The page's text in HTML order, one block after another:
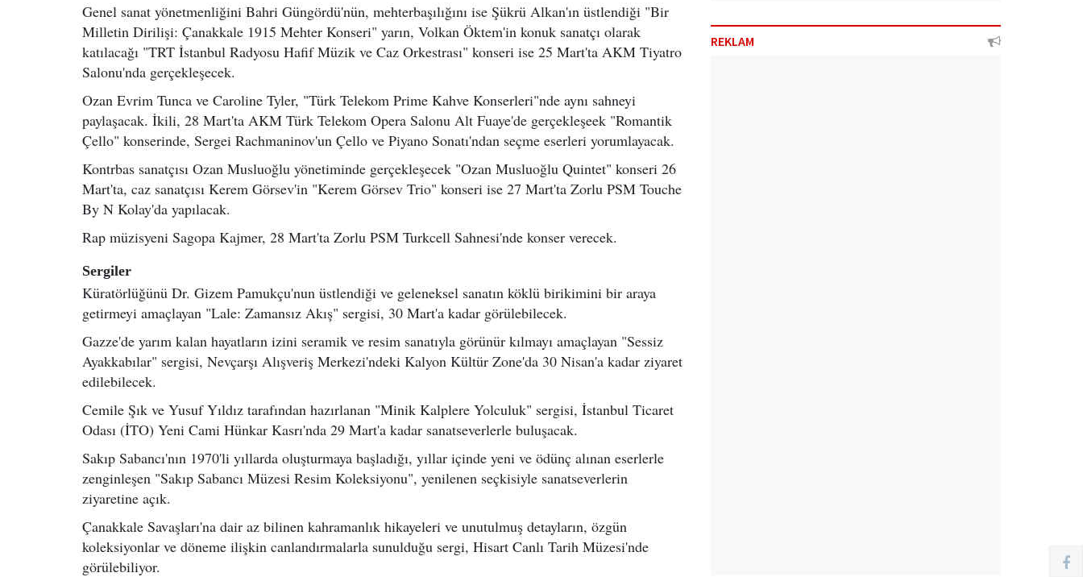
Genel sanat yönetmenliğini Bahri Güngördü'nün, mehterbaşılığını ise Şükrü Alkan'ın üstlendiği "Bir
Milletin Dirilişi: Çanakkale 1915 Mehter Konseri" yarın, Volkan Öktem'in konuk sanatçı olarak
katılacağı "TRT İstanbul Radyosu Hafif Müzik ve Caz Orkestrası" konseri ise 25 Mart'ta AKM Tiyatro
Salonu'nda gerçekleşecek.
Ozan Evrim Tunca ve Caroline Tyler, "Türk Telekom Prime Kahve Konserleri"nde aynı sahneyi
paylaşacak. İkili, 28 Mart'ta AKM Türk Telekom Opera Salonu Alt Fuaye'de gerçekleşeek "Romantik
Çello" konserinde, Sergei Rachmaninov'un Çello ve Piyano Sonatı'ndan seçme eserleri yorumlayacak.
Kontrbas sanatçısı Ozan Musluoğlu yönetiminde gerçekleşecek "Ozan Musluoğlu Quintet" konseri 26
Mart'ta, caz sanatçısı Kerem Görsev'in "Kerem Görsev Trio" konseri ise 27 Mart'ta Zorlu PSM Touche
By N Kolay'da yapılacak.
Rap müzisyeni Sagopa Kajmer, 28 Mart'ta Zorlu PSM Turkcell Sahnesi'nde konser verecek.
Sergiler
Küratörlüğünü Dr. Gizem Pamukçu'nun üstlendiği ve geleneksel sanatın köklü birikimini bir araya
getirmeyi amaçlayan "Lale: Zamansız Akış" sergisi, 30 Mart'a kadar görülebilecek.
Gazze'de yarım kalan hayatların izini seramik ve resim sanatıyla görünür kılmayı amaçlayan "Sessiz
Ayakkabılar" sergisi, Nevçarşı Alışveriş Merkezi'ndeki Kalyon Kültür Zone'da 30 Nisan'a kadar ziyaret
edilebilecek.
Cemile Şık ve Yusuf Yıldız tarafından hazırlanan "Minik Kalplere Yolculuk" sergisi, İstanbul Ticaret
Odası (İTO) Yeni Cami Hünkar Kasrı'nda 29 Mart'a kadar sanatseverlerle buluşacak.
Sakıp Sabancı'nın 1970'li yıllarda oluşturmaya başladığı, yıllar içinde yeni ve ödünç alınan eserlerle
zenginleşen "Sakıp Sabancı Müzesi Resim Koleksiyonu", yenilenen seçkisiyle sanatseverlerin
ziyaretine açık.
Çanakkale Savaşları'na dair az bilinen kahramanlık hikayeleri ve unutulmuş detayların, özgün
koleksiyonlar ve döneme ilişkin canlandırmalarla sunulduğu sergi, Hisart Canlı Tarih Müzesi'nde
görülebiliyor.
REKLAM